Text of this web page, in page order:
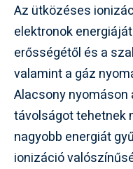
Az ütközéses
elektronok
erősségétől és a
valamint a gáz
Alacsony nyomáson
távolságot tehetnek
nagyobb energiát
ionizáció